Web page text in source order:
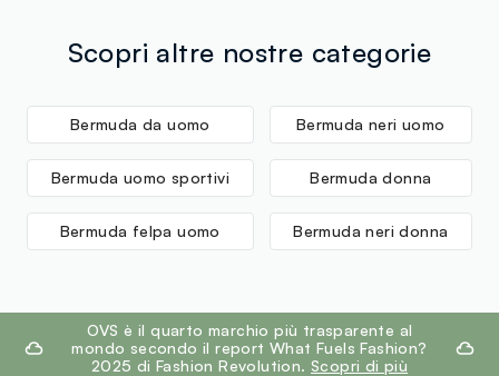
Scopri altre nostre categorie
Bermuda da uomo Bermuda neri uomo
Bermuda uomo sportivi Bermuda donna
Bermuda felpa uomo Bermuda neri donna
footer.ariatitleOVS è il quarto marchio più trasparente al
mondo secondo il report What Fuels Fashion?
2025 di Fashion Revolution. Scopri di più